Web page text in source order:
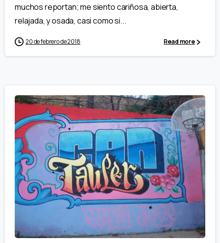
muchos reportan; me siento cariñosa, abierta,
relajada, y osada, casi como si...
20 de febrero de 2018 Read more